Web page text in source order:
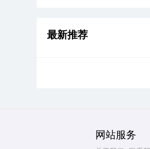
最新推荐
网站服务